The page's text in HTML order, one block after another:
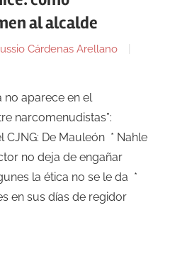
al alcalde
Cárdenas Arellano
no aparece en el
narcomenudistas”:
De Mauleón * Nahle
no deja de engañar
la ética no se le da *
en sus días de regidor